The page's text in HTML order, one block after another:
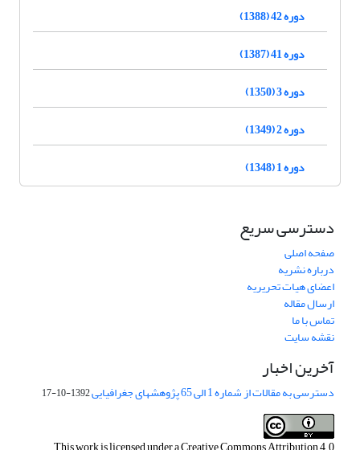
دوره 42 (1388)
دوره 41 (1387)
دوره 3 (1350)
دوره 2 (1349)
دوره 1 (1348)
دسترسی سریع
صفحه اصلی
درباره نشریه
اعضای هیات تحریریه
ارسال مقاله
تماس با ما
نقشه سایت
آخرین اخبار
دسترسی به مقالات از شماره 1 الی 65 پژوهشهای جغرافیایی 1392-10-17